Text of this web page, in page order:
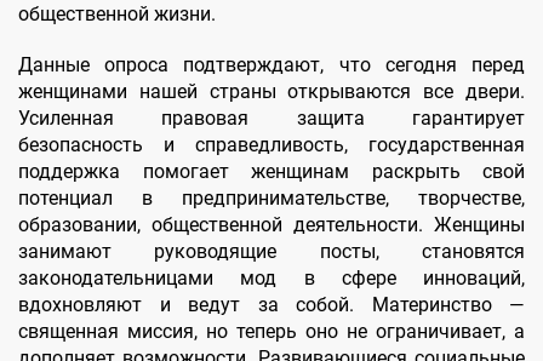
общественной жизни.
Данные опроса подтверждают, что сегодня перед
женщинами нашей страны открываются все двери.
Усиленная правовая защита гарантирует
безопасность и справедливость, государственная
поддержка помогает женщинам раскрыть свой
потенциал в предпринимательстве, творчестве,
образовании, общественной деятельности. Женщины
занимают руководящие посты, становятся
законодательницами мод в сфере инноваций,
вдохновляют и ведут за собой. Материнство —
священная миссия, но теперь оно не ограничивает, а